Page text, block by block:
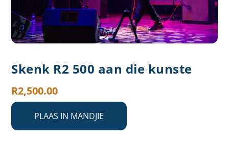
Skenk R2 500 aan die kunste
R2,500.00
PLAAS IN MANDJIE